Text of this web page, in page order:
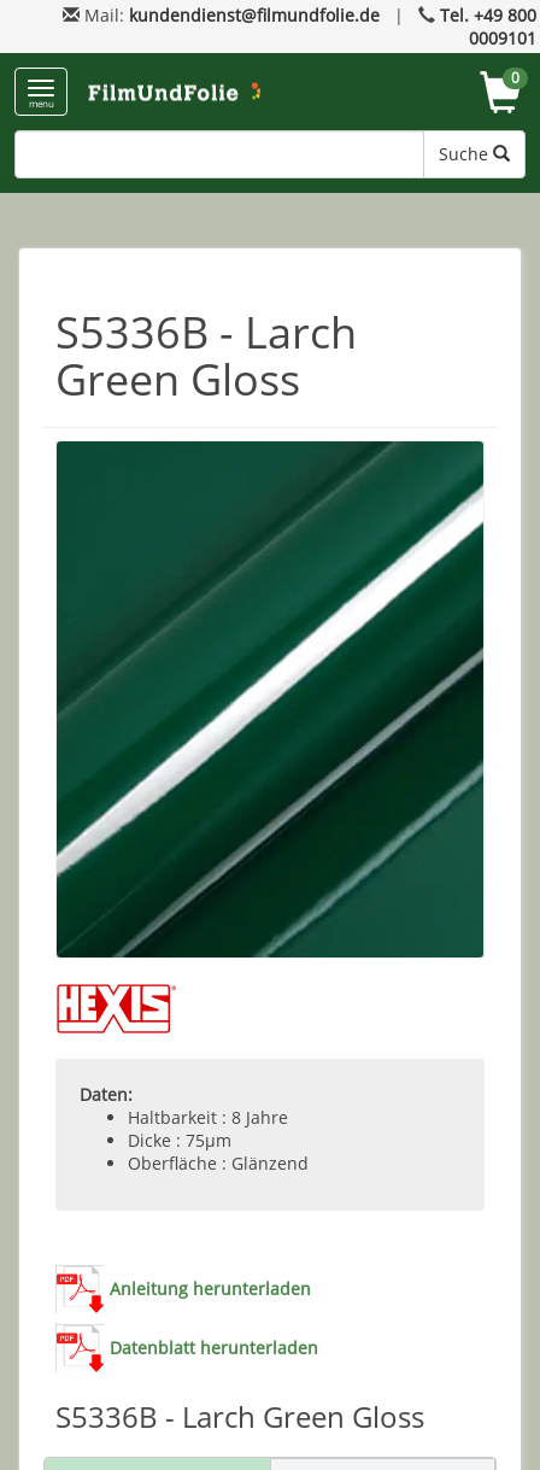
Mail: kundendienst@filmundfolie.de |
Tel. +49 800
0009101
menu
Suche
0
S5336B - Larch
Green Gloss
Daten:
Haltbarkeit : 8 Jahre
Dicke : 75µm
Oberfläche : Glänzend
Anleitung herunterladen
Datenblatt herunterladen
S5336B - Larch Green Gloss